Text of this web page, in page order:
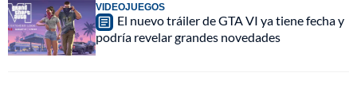
VIDEOJUEGOS
El nuevo tráiler de GTA VI ya tiene fecha y
podría revelar grandes novedades